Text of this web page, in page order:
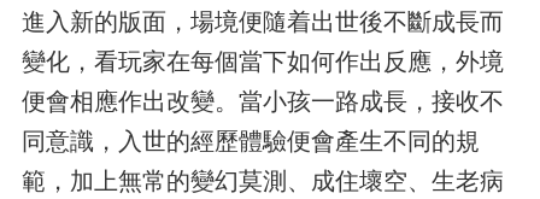
進入新的版面，場境便隨着出世後不斷成長而
變化，看玩家在每個當下如何作出反應，外境
便會相應作出改變。當小孩一路成長，接收不
同意識，入世的經歷體驗便會產生不同的規
範，加上無常的變幻莫測、成住壞空、生老病